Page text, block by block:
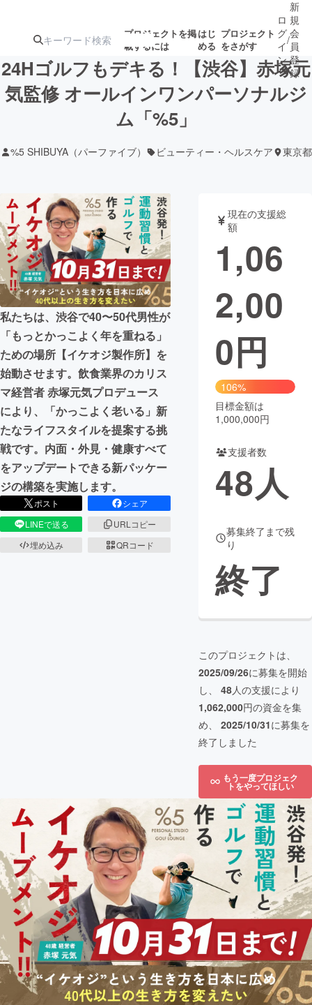
プロジェクトを掲
載するには
はじ
める
プロジェクト
をさがす
注目の新着プロ募集終了が近いプ
テクノロジー・ガジェット
映像・映画 書籍・雑誌
ビジネス・起業 チャレンジ
まちづくり・地域活性化
CAMPFIRE for Social Good
CAMPFIRE Creation
CAMPFIREふるさと納税machi-ya コミュニティ
ロ
グ
イ
ン
/
新
規
会
員
登
録
24Hゴルフもデキる！【渋谷】赤塚元
気監修 オールインワンパーソナルジ
ム「%5」
%5 SHIBUYA（パーファイブ） ビューティー・ヘルスケア 東京都
私たちは、渋谷で40〜50代男性が
「もっとかっこよく年を重ねる」
ための場所【イケオジ製作所】を
始動させます。飲食業界のカリス
マ経営者 赤塚元気プロデュース
により、「かっこよく老いる」新
たなライフスタイルを提案する挑
戦です。内面・外見・健康すべて
をアップデートできる新パッケー
ジの構築を実施します。
ポスト
シェア
LINEで送る
URLコピー
埋め込み
QRコード
現在の支援総
額
1,06
2,00
0円
106%
目標金額は
1,000,000円
支援者数
48人
募集終了まで残
り
終了
このプロジェクトは、
2025/09/26に募集を開始
し、 48人の支援により
1,062,000円の資金を集
め、 2025/10/31に募集を
終了しました
もう一度プロジェク
トをやってほしい